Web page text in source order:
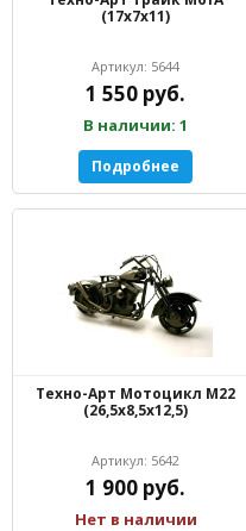
(17х7х11)
Артикул: 5644
1 550 руб.
В наличии: 1
Подробнее
Техно-Арт Мотоцикл M22
(26,5х8,5х12,5)
Артикул: 5642
1 900 руб.
Нет в наличии